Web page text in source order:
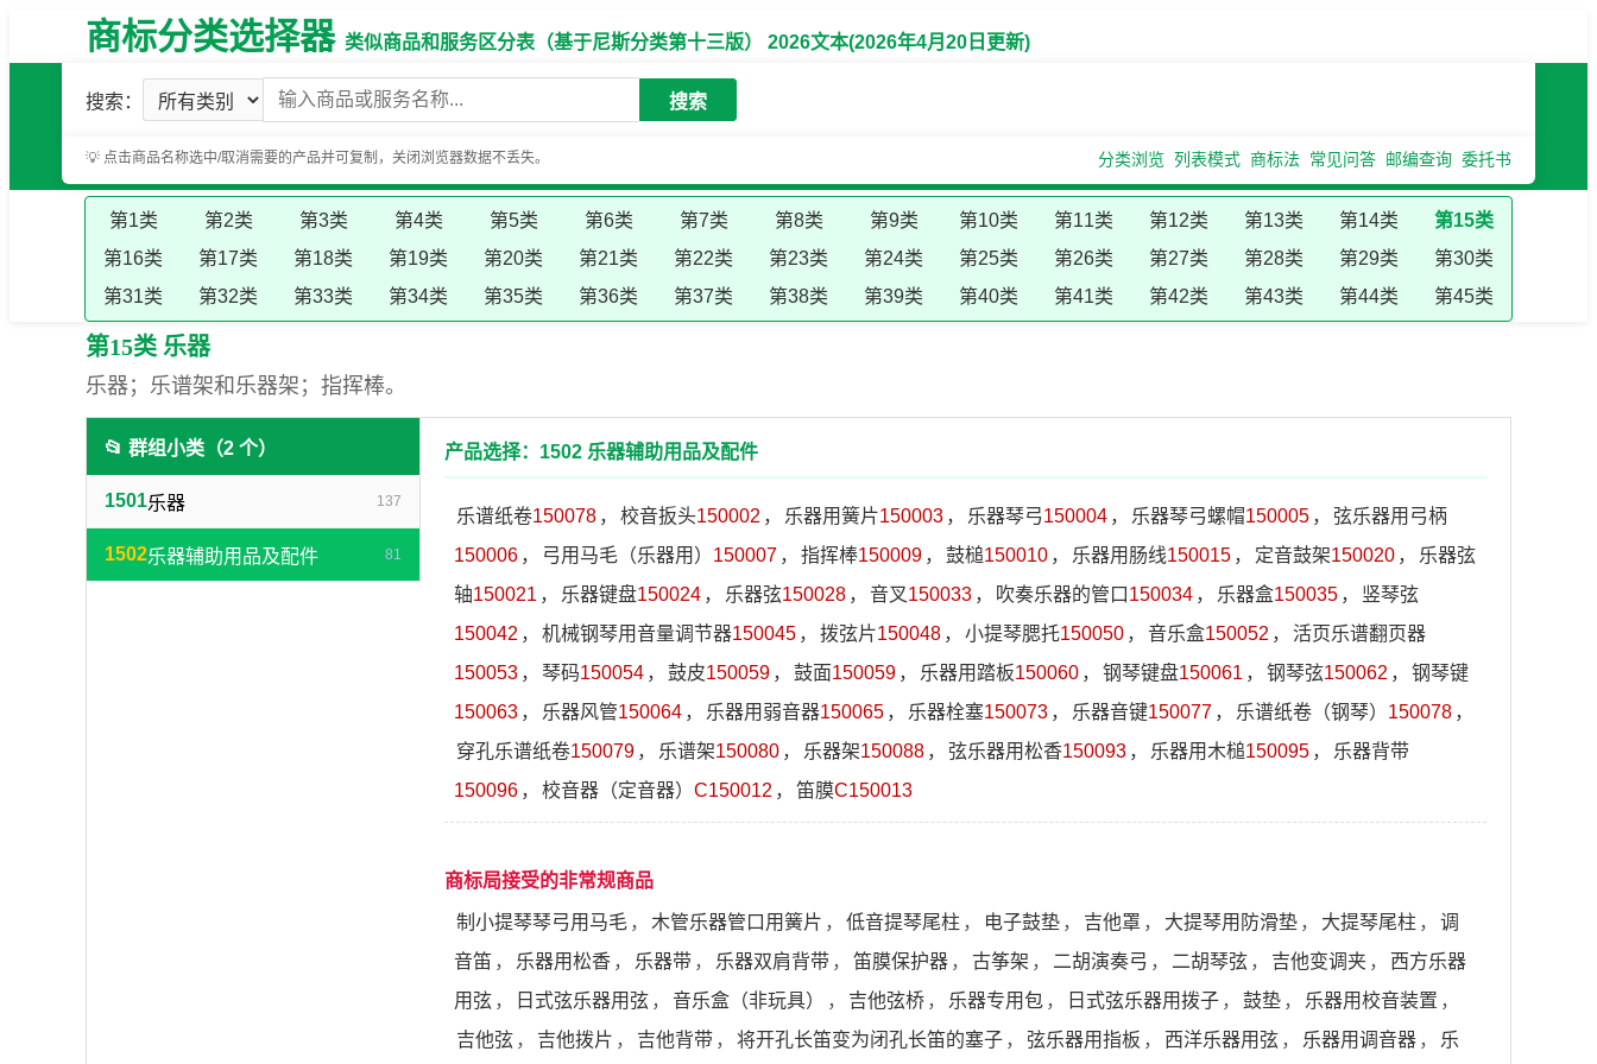
商标分类选择器类似商品和服务区分表（基于尼斯分类第十三版） 2026文本(2026年4月20日更新)
搜索： 搜索
💡 点击商品名称选中/取消需要的产品并可复制，关闭浏览器数据不丢失。 分类浏览 列表模式 商标法 常见问答 邮编查询 委托书
第1类 第2类 第3类 第4类 第5类 第6类 第7类 第8类 第9类 第10类 第11类 第12类 第13类 第14类
第15类
第16类
第17类 第18类 第19类 第20类 第21类 第22类 第23类 第24类 第25类 第26类 第27类 第28类 第29类
第30类
第31类
第32类 第33类 第34类 第35类 第36类 第37类 第38类 第39类 第40类 第41类 第42类 第43类 第44类 第45类
第15类 乐器
乐器；乐谱架和乐器架；指挥棒。
📂 群组小类（2 个）
1501乐器 137
1502乐器辅助用品及配件 81
产品选择：1502 乐器辅助用品及配件
乐谱纸卷150078 ， 校音扳头150002 ， 乐器用簧片150003 ， 乐器琴弓150004 ， 乐器琴弓螺帽150005 ，
弦乐器用弓柄
150006 ， 弓用马毛（乐器用） 150007 ， 指挥棒150009 ， 鼓槌150010 ， 乐器用肠线150015 ， 定音鼓架150020 ，
乐器弦
轴150021 ， 乐器键盘150024 ， 乐器弦150028 ， 音叉150033 ， 吹奏乐器的管口 150034 ， 乐器盒150035 ，
竖琴弦
150042 ， 机械钢琴用音量调节器150045 ， 拨弦片150048 ， 小提琴腮托150050 ， 音乐盒150052 ，
活页乐谱翻页器
150053 ， 琴码150054 ， 鼓皮150059 ， 鼓面150059 ， 乐器用踏板150060 ， 钢琴键盘150061 ， 钢琴弦150062 ，
钢琴键
150063 ， 乐器风管150064 ， 乐器用弱音器150065 ， 乐器栓塞150073 ， 乐器音键150077 ， 乐谱纸卷（钢琴） 150078 ，
穿孔乐谱纸卷150079 ， 乐谱架150080 ， 乐器架150088 ， 弦乐器用松香150093 ， 乐器用木槌150095 ，
乐器背带
150096 ， 校音器（定音器） C150012 ， 笛膜C150013
商标局接受的非常规商品
制小提琴琴弓用马毛 ， 木管乐器管口用簧片 ， 低音提琴尾柱 ， 电子鼓垫 ， 吉他罩 ， 大提琴用防滑垫 ， 大提琴尾柱 ，
调
音笛 ， 乐器用松香 ， 乐器带 ， 乐器双肩背带 ， 笛膜保护器 ， 古筝架 ， 二胡演奏弓 ， 二胡琴弦 ， 吉他变调夹 ，
西方乐器
用弦 ， 日式弦乐器用弦 ， 音乐盒（非玩具） ， 吉他弦桥 ， 乐器专用包 ， 日式弦乐器用拨子 ， 鼓垫 ， 乐器用校音装置 ，
吉他弦 ， 吉他拨片 ， 吉他背带 ， 将开孔长笛变为闭孔长笛的塞子 ， 弦乐器用指板 ， 西洋乐器用弦 ， 乐器用调音器 ， 乐